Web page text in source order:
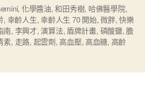
人
生
70
開
在
, 化學醬油,和田秀樹, 哈佛醫學院,
, 幸齡人生,幸齡人生 70 開始,微胖,快樂
南, 李興才,演算法, 盾牌計畫, 磷酸鹽, 膽
素, 走路, 起雲劑, 高血壓, 高血糖, 高齡